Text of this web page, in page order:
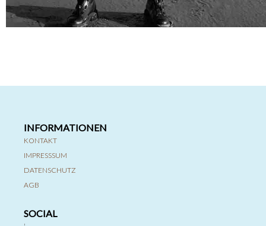
INFORMATIONEN
KONTAKT
IMPRESSSUM
DATENSCHUTZ
AGB
SOCIAL